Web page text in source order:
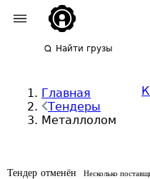
Найти грузы
Главная
Тендеры
Металлолом
Тендер отменён Несколько